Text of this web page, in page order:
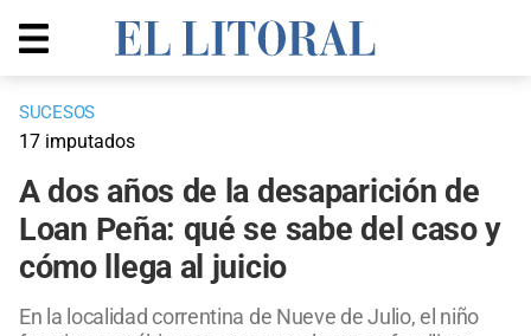
SUCESOS
17 imputados
A dos años de la desaparición de
Loan Peña: qué se sabe del caso y
cómo llega al juicio
En la localidad correntina de Nueve de Julio, el niño